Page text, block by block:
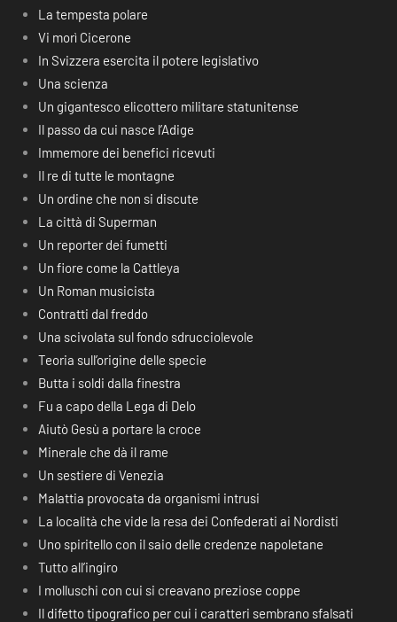
La tempesta polare
Vi morì Cicerone
In Svizzera esercita il potere legislativo
Una scienza
Un gigantesco elicottero militare statunitense
Il passo da cui nasce l’Adige
Immemore dei benefici ricevuti
Il re di tutte le montagne
Un ordine che non si discute
La città di Superman
Un reporter dei fumetti
Un fiore come la Cattleya
Un Roman musicista
Contratti dal freddo
Una scivolata sul fondo sdrucciolevole
Teoria sull’origine delle specie
Butta i soldi dalla finestra
Fu a capo della Lega di Delo
Aiutò Gesù a portare la croce
Minerale che dà il rame
Un sestiere di Venezia
Malattia provocata da organismi intrusi
La località che vide la resa dei Confederati ai Nordisti
Uno spiritello con il saio delle credenze napoletane
Tutto all’ingiro
I molluschi con cui si creavano preziose coppe
Il difetto tipografico per cui i caratteri sembrano sfalsati